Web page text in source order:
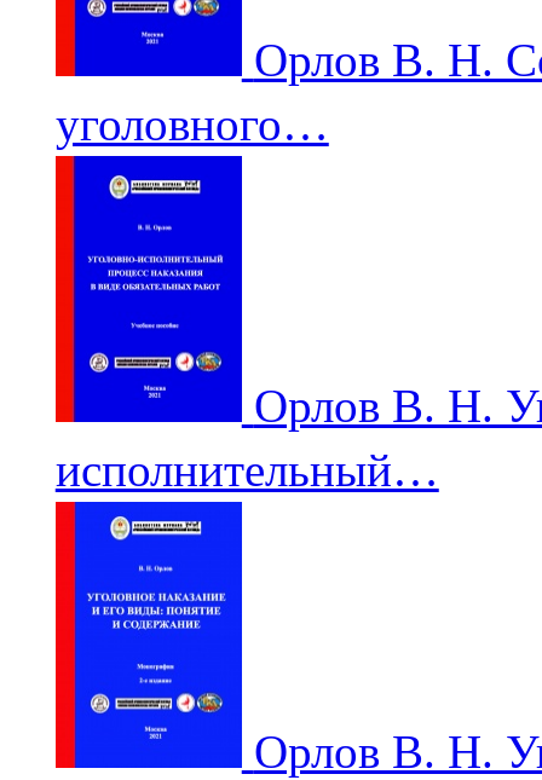
Орлов В. Н.
уголовного…
Орлов В. Н.
исполнительный…
Орлов В. Н.